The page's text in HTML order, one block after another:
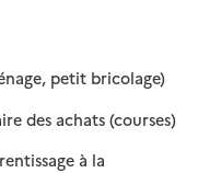
petit bricolage): disponible
: non
des achats (courses)
:
: non
à la